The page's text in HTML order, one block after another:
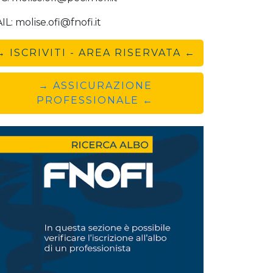
molise.ofi@fnofi.it
ISCRIVITI - AREA RISERVATA ←
→ ASSICURAZIONE
PROFESSIONALE ←